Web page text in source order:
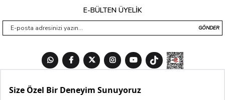
E-BÜLTEN ÜYELİK
GÖNDER